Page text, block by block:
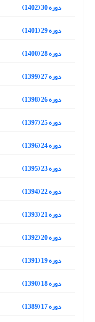
دوره 30 (1402)
دوره 29 (1401)
دوره 28 (1400)
دوره 27 (1399)
دوره 26 (1398)
دوره 25 (1397)
دوره 24 (1396)
دوره 23 (1395)
دوره 22 (1394)
دوره 21 (1393)
دوره 20 (1392)
دوره 19 (1391)
دوره 18 (1390)
دوره 17 (1389)